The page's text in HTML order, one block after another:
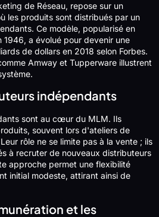
de Réseau, repose sur un
les produits sont distribués par un
Ce modèle, popularisé en
1946, a évolué pour devenir une
de dollars en 2018 selon Forbes.
Amway et Tupperware illustrent
indépendants
sont au cœur du MLM. Ils
souvent lors d'ateliers de
rôle ne se limite pas à la vente ; ils
à recruter de nouveaux distributeurs
approche permet une flexibilité
initial modeste, attirant ainsi de
et les